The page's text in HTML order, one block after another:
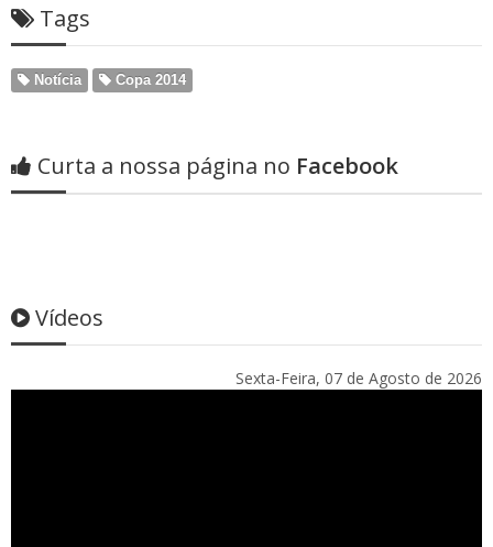
Tags
Notícia Copa 2014
Curta a nossa página no Facebook
Vídeos
Sexta-Feira, 07 de Agosto de 2026